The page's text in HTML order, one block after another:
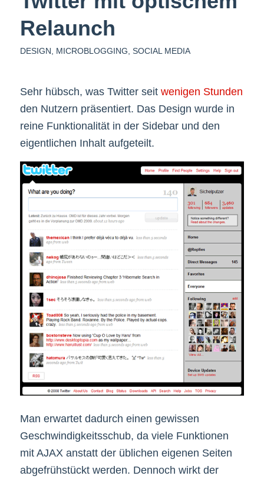
Relaunch
DESIGN MICROBLOGGING SOCIAL MEDIA
Sehr hübsch, was Twitter seit wenigen Stunden
den Nutzern präsentiert. Das Design wurde in
reine Funktionalität in der Sidebar und den
eigentlichen Inhalt aufgeteilt.
Man erwartet dadurch einen gewissen
Geschwindigkeitsschub, da viele Funktionen
mit AJAX anstatt der üblichen eigenen Seiten
abgefrühstückt werden. Dennoch wirkt der